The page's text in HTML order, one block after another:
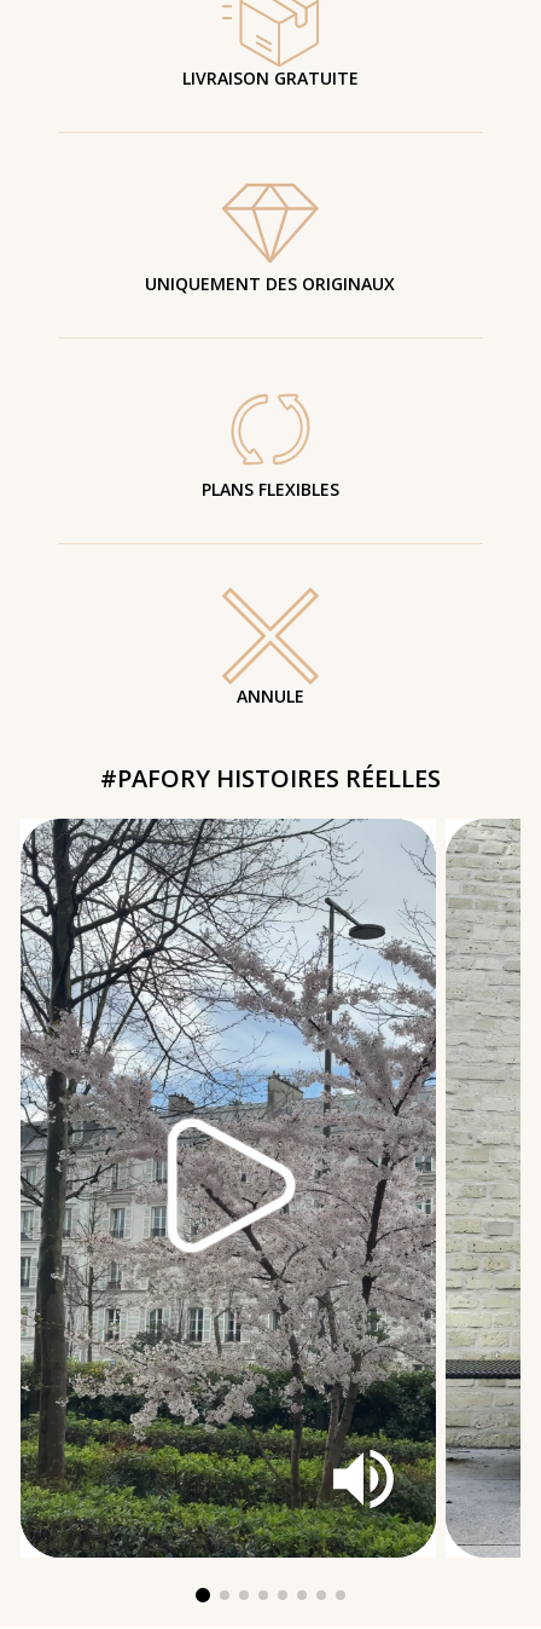
LIVRAISON GRATUITE
UNIQUEMENT DES ORIGINAUX
PLANS FLEXIBLES
ANNULE
#PAFORY HISTOIRES RÉELLES